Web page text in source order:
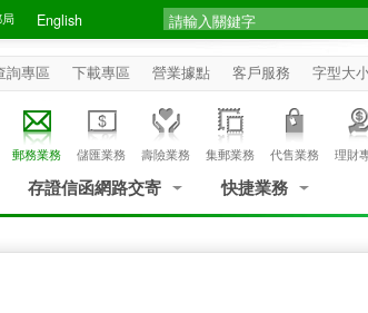
English
詢專區 下載專區 營業據點 客戶服務 字型大
郵務業務 儲匯業務 壽險業務 集郵業務 代售業務 理財
存證信函網路交寄 快捷業務